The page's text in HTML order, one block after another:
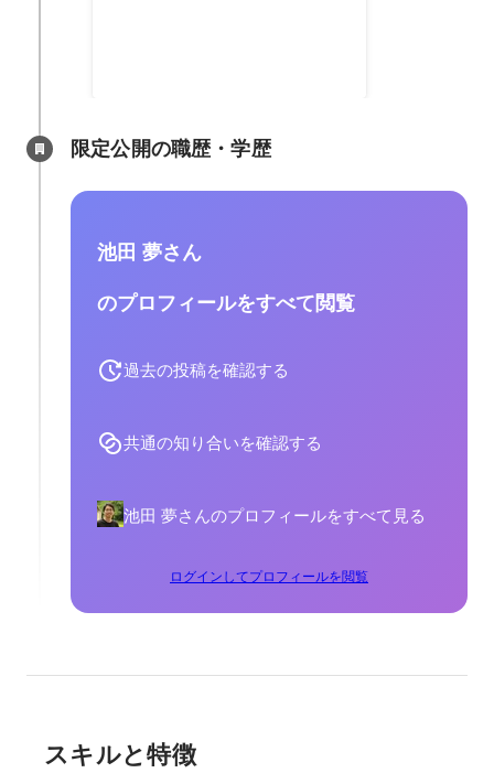
限定公開の職歴・学歴
池田 夢さん
のプロフィールをすべて閲覧
過去の投稿を確認する
共通の知り合いを確認する
池田 夢さんのプロフィールをすべて見る
ログインしてプロフィールを閲覧
スキルと特徴